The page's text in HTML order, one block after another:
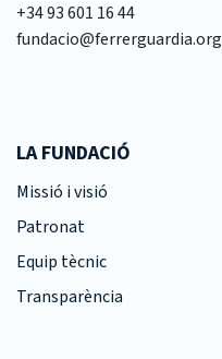
+34 93 601 16 44
fundacio@ferrerguardia.org
LA FUNDACIÓ
Missió i visió
Patronat
Equip tècnic
Transparència